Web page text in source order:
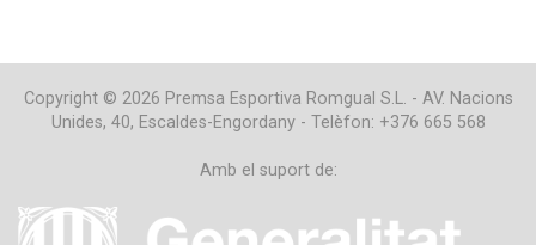
Copyright © 2026 Premsa Esportiva Romgual S.L. - AV. Nacions
Unides, 40, Escaldes-Engordany - Telèfon: +376 665 568
Amb el suport de: